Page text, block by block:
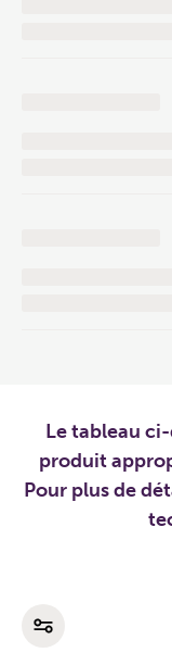
Le tableau
produit
Pour plus de